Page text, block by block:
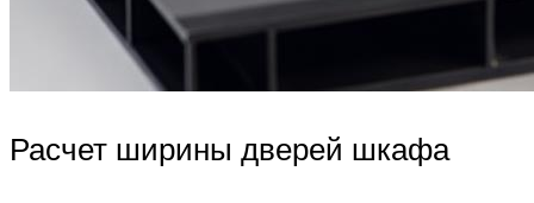
Расчет ширины дверей шкафа